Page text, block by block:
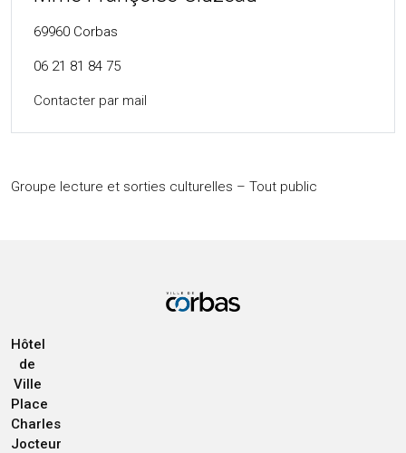
69960 Corbas
06 21 81 84 75
Contacter par mail
Groupe lecture et sorties culturelles – Tout public
Hôtel
de
Ville
Place
Charles
Jocteur